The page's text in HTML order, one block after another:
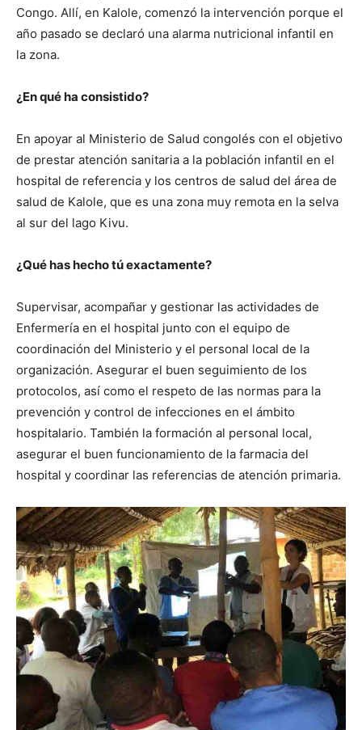
Congo. Allí, en Kalole, comenzó la intervención porque el
año pasado se declaró una alarma nutricional infantil en
la zona.
¿En qué ha consistido?
En apoyar al Ministerio de Salud congolés con el objetivo
de prestar atención sanitaria a la población infantil en el
hospital de referencia y los centros de salud del área de
salud de Kalole, que es una zona muy remota en la selva
al sur del lago Kivu.
¿Qué has hecho tú exactamente?
Supervisar, acompañar y gestionar las actividades de
Enfermería en el hospital junto con el equipo de
coordinación del Ministerio y el personal local de la
organización. Asegurar el buen seguimiento de los
protocolos, así como el respeto de las normas para la
prevención y control de infecciones en el ámbito
hospitalario. También la formación al personal local,
asegurar el buen funcionamiento de la farmacia del
hospital y coordinar las referencias de atención primaria.